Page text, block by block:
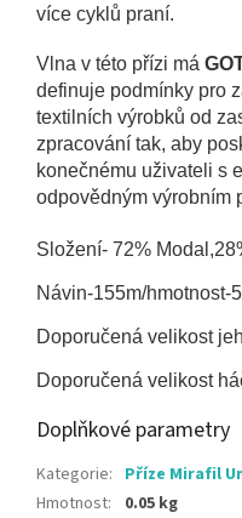
více cyklů praní.
Vlna v této přízi má
definuje podmínky pro
textilních výrobků od
zpracování tak, aby
konečnému uživateli s
odpovědným výrobním
Složení- 72%
Návin-155m/hmotnost-
Doporučená velikost
Doporučená velikost
Doplňkové parametry
Kategorie: Příze Mirafil
Hmotnost:
0.05 kg